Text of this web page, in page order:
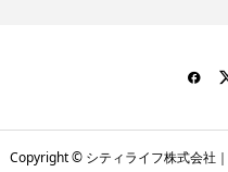
Copyright © シティライフ株式会社